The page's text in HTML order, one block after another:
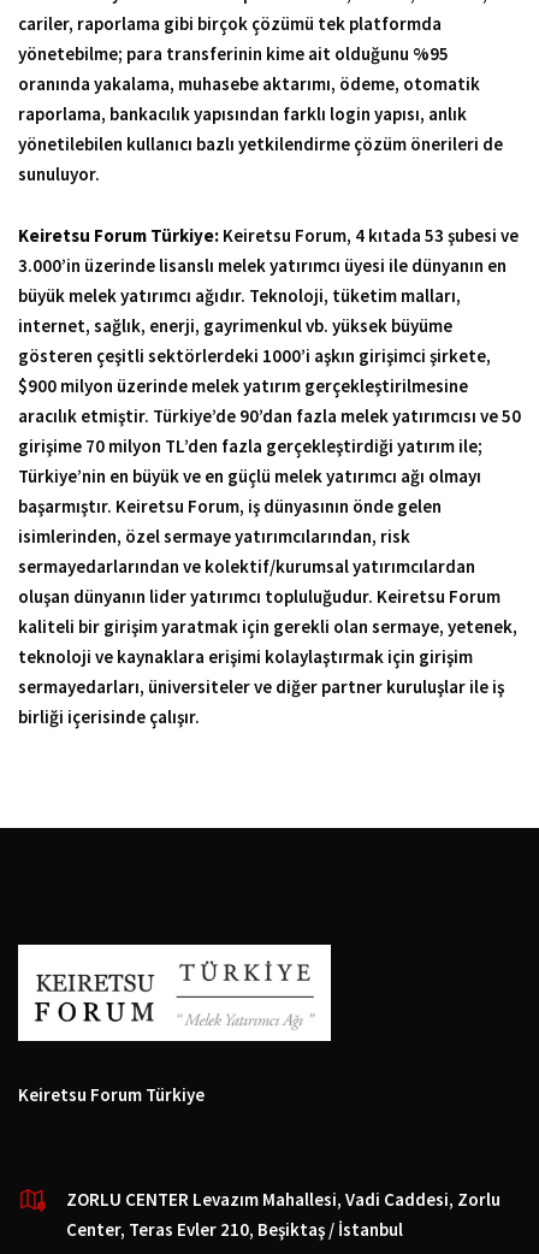
cariler, raporlama gibi birçok çözümü tek platformda
yönetebilme; para transferinin kime ait olduğunu %95
oranında yakalama, muhasebe aktarımı, ödeme, otomatik
raporlama, bankacılık yapısından farklı login yapısı, anlık
yönetilebilen kullanıcı bazlı yetkilendirme çözüm önerileri de
sunuluyor.
Keiretsu Forum Türkiye: Keiretsu Forum, 4 kıtada 53 şubesi ve
3.000’in üzerinde lisanslı melek yatırımcı üyesi ile dünyanın en
büyük melek yatırımcı ağıdır. Teknoloji, tüketim malları,
internet, sağlık, enerji, gayrimenkul vb. yüksek büyüme
gösteren çeşitli sektörlerdeki 1000’i aşkın girişimci şirkete,
$900 milyon üzerinde melek yatırım gerçekleştirilmesine
aracılık etmiştir. Türkiye’de 90’dan fazla melek yatırımcısı ve 50
girişime 70 milyon TL’den fazla gerçekleştirdiği yatırım ile;
Türkiye’nin en büyük ve en güçlü melek yatırımcı ağı olmayı
başarmıştır. Keiretsu Forum, iş dünyasının önde gelen
isimlerinden, özel sermaye yatırımcılarından, risk
sermayedarlarından ve kolektif/kurumsal yatırımcılardan
oluşan dünyanın lider yatırımcı topluluğudur. Keiretsu Forum
kaliteli bir girişim yaratmak için gerekli olan sermaye, yetenek,
teknoloji ve kaynaklara erişimi kolaylaştırmak için girişim
sermayedarları, üniversiteler ve diğer partner kuruluşlar ile iş
birliği içerisinde çalışır.
Keiretsu Forum Türkiye
ZORLU CENTER Levazım Mahallesi, Vadi Caddesi, Zorlu
Center, Teras Evler 210, Beşiktaş / İstanbul